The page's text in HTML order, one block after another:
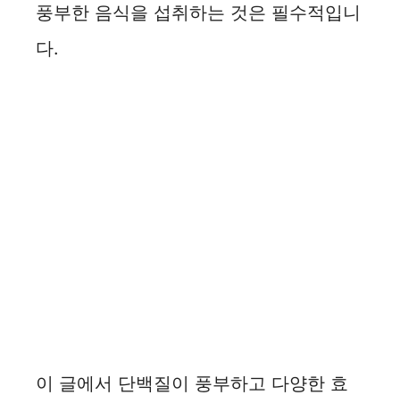
풍부한 음식을 섭취하는 것은 필수적입니
다.
이 글에서 단백질이 풍부하고 다양한 효